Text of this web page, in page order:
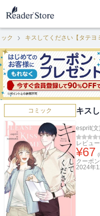
ク キスしてください【タテヨ
コミック キス
esprit(文
レビュ
¥67 (
クーポ
2024年